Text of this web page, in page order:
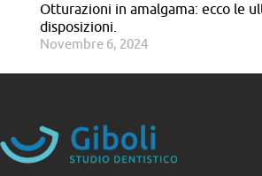
Otturazioni in amalgama: ecco le
disposizioni.
Novembre 6, 2024